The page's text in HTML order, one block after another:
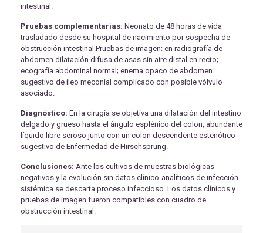
intestinal.
Pruebas complementarias: Neonato de 48 horas de vida
trasladado desde su hospital de nacimiento por sospecha de
obstrucción intestinal.Pruebas de imagen: en radiografía de
abdomen dilatación difusa de asas sin aire distal en recto;
ecografía abdominal normal; enema opaco de abdomen
sugestivo de ileo meconial complicado con posible vólvulo
asociado.
Diagnóstico: En la cirugía se objetiva una dilatación del intestino
delgado y grueso hasta el ángulo esplénico del colon, abundante
líquido libre seroso junto con un colon descendente estenótico
sugestivo de Enfermedad de Hirschsprung.
Conclusiones: Ante los cultivos de muestras biológicas
negativos y la evolución sin datos clínico-analíticos de infección
sistémica se descarta proceso infeccioso. Los datos clínicos y
pruebas de imagen fueron compatibles con cuadro de
obstrucción intestinal.